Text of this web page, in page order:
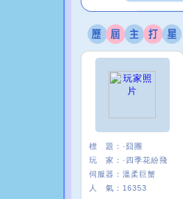
標 題： ·囧團
玩 家： ·四季花紛飛
伺服器： 溫柔巨蟹
人 氣： 16353